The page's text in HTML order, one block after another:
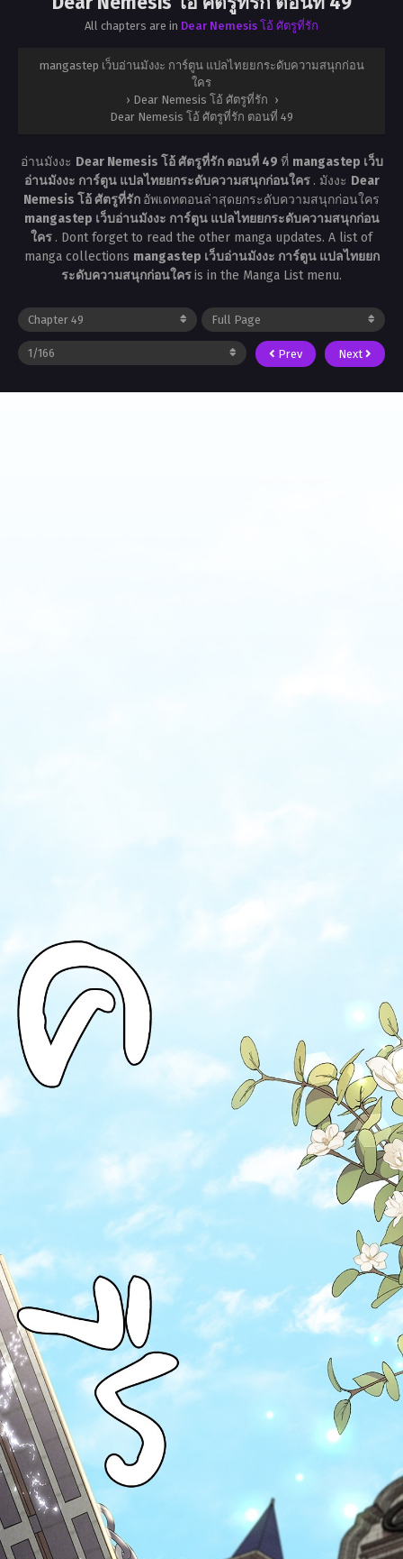
All chapters are in Dear Nemesis โอ้ ศัตรูที่รัก
mangastep เว็บอ่านมังงะ การ์ตูน แปลไทยยกระดับความสนุกก่อน
ใคร
› Dear Nemesis โอ้ ศัตรูที่รัก ›
Dear Nemesis โอ้ ศัตรูที่รัก ตอนที่ 49
อ่านมังงะ Dear Nemesis โอ้ ศัตรูที่รัก ตอนที่ 49 ที่ mangastep เว็บ
อ่านมังงะ การ์ตูน แปลไทยยกระดับความสนุกก่อนใคร . มังงะ Dear
Nemesis โอ้ ศัตรูที่รัก อัพเดทตอนล่าสุดยกระดับความสนุกก่อนใคร
mangastep เว็บอ่านมังงะ การ์ตูน แปลไทยยกระดับความสนุกก่อน
ใคร . Dont forget to read the other manga updates. A list of
manga collections mangastep เว็บอ่านมังงะ การ์ตูน แปลไทยยก
ระดับความสนุกก่อนใครis in the Manga List menu.
Prev Next